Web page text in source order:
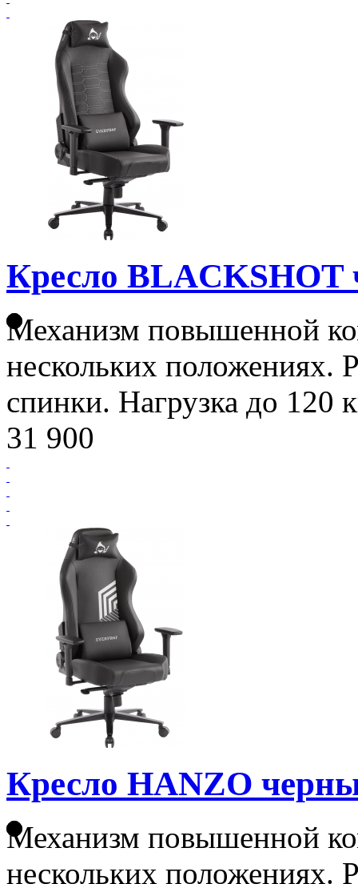
Кресло BLACKSHOT
Механизм повышенной
нескольких положениях.
спинки. Нагрузка до 120
31 900
Кресло HANZO
Механизм повышенной
нескольких положениях.